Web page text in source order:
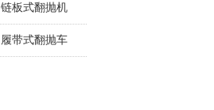
链板式翻抛机
履带式翻抛车